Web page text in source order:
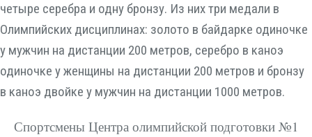
четыре серебра и одну бронзу. Из них три медали в
Олимпийских дисциплинах: золото в байдарке одиночке
у мужчин на дистанции 200 метров, серебро в каноэ
одиночке у женщины на дистанции 200 метров и бронзу
в каноэ двойке у мужчин на дистанции 1000 метров.
Спортсмены Центра олимпийской подготовки №1